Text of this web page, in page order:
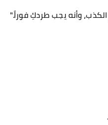
وأنه يجب طردكِ فوراً."